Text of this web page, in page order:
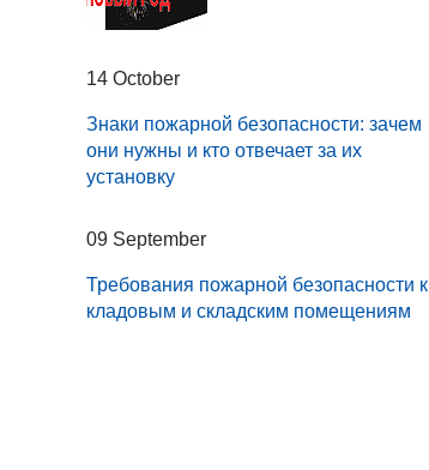
14 October
Знаки пожарной безопасности: зачем
они нужны и кто отвечает за их
установку
09 September
Требования пожарной безопасности к
кладовым и складским помещениям